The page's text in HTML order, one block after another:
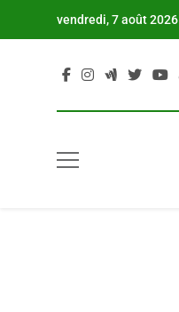
vendredi, 7 août 2026